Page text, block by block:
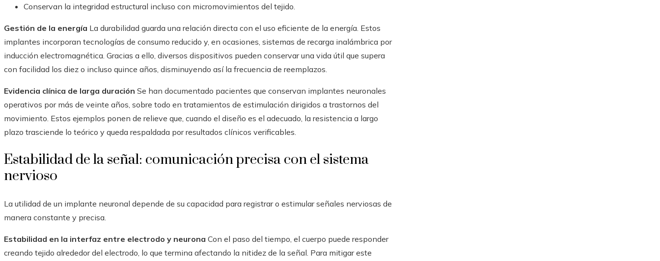
Conservan la integridad estructural incluso con micromovimientos del tejido.
Gestión de la energía La durabilidad guarda una relación directa con el uso eficiente de la energía. Estos
implantes incorporan tecnologías de consumo reducido y, en ocasiones, sistemas de recarga inalámbrica por
inducción electromagnética. Gracias a ello, diversos dispositivos pueden conservar una vida útil que supera
con facilidad los diez o incluso quince años, disminuyendo así la frecuencia de reemplazos.
Evidencia clínica de larga duración Se han documentado pacientes que conservan implantes neuronales
operativos por más de veinte años, sobre todo en tratamientos de estimulación dirigidos a trastornos del
movimiento. Estos ejemplos ponen de relieve que, cuando el diseño es el adecuado, la resistencia a largo
plazo trasciende lo teórico y queda respaldada por resultados clínicos verificables.
Estabilidad de la señal: comunicación precisa con el sistema
nervioso
La utilidad de un implante neuronal depende de su capacidad para registrar o estimular señales nerviosas de
manera constante y precisa.
Estabilidad en la interfaz entre electrodo y neurona Con el paso del tiempo, el cuerpo puede responder
creando tejido alrededor del electrodo, lo que termina afectando la nitidez de la señal. Para mitigar este